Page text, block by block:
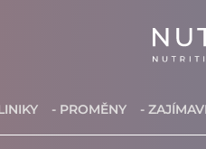
- PROMĚNY -